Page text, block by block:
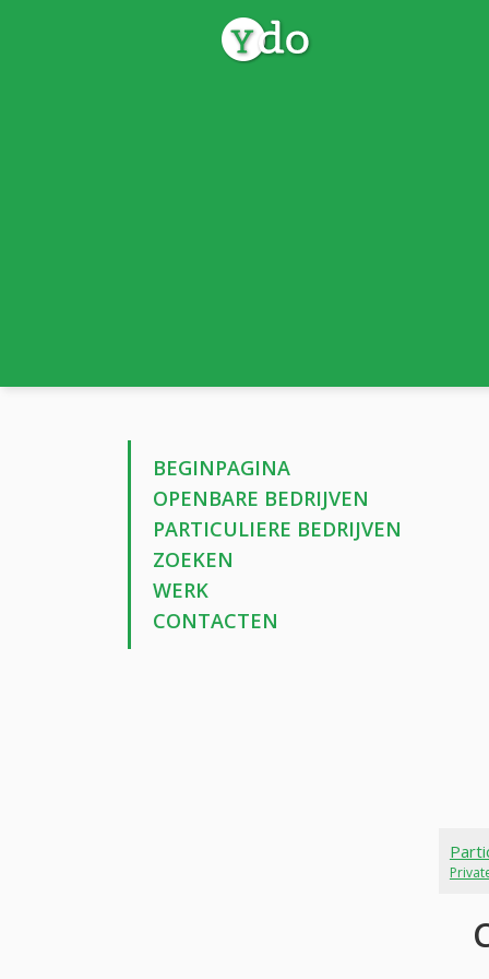
BEGINPAGINA
OPENBARE BEDRIJVEN
PARTICULIERE BEDRIJVEN
ZOEKEN
WERK
CONTACTEN